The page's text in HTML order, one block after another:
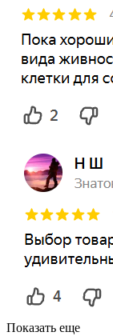
Показать еще